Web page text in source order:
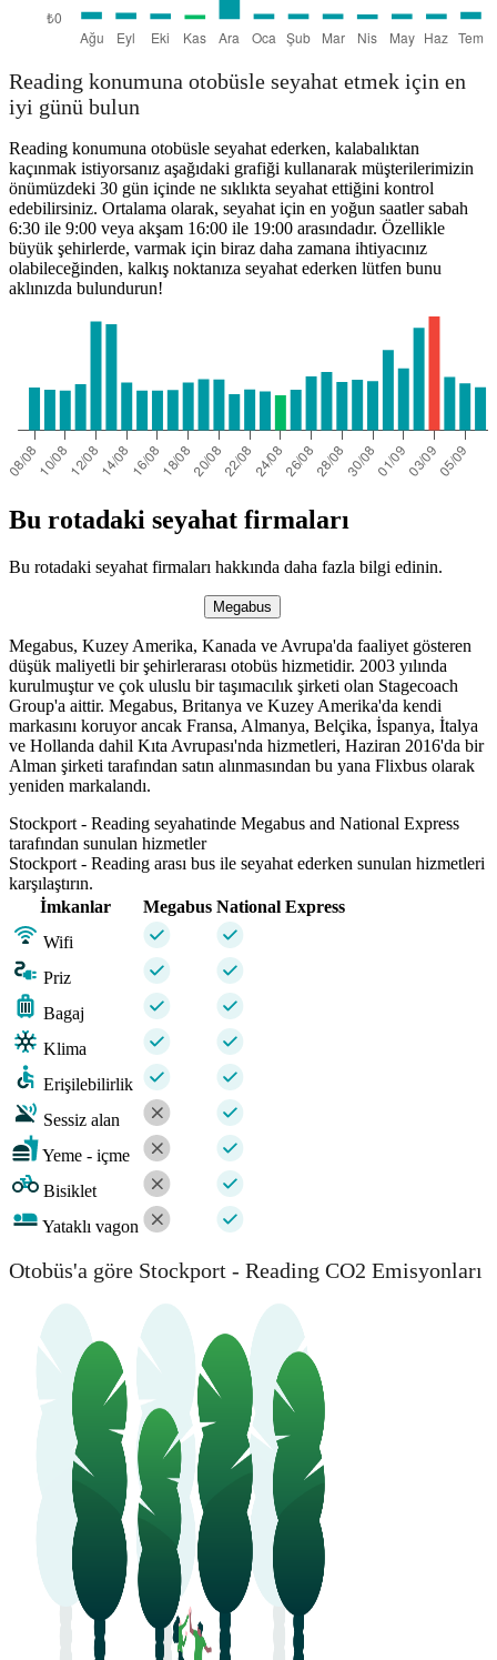
Reading konumuna otobüsle seyahat etmek için en
iyi günü bulun
Reading konumuna otobüsle seyahat ederken, kalabalıktan
kaçınmak istiyorsanız aşağıdaki grafiği kullanarak müşterilerimizin
önümüzdeki 30 gün içinde ne sıklıkta seyahat ettiğini kontrol
edebilirsiniz. Ortalama olarak, seyahat için en yoğun saatler sabah
6:30 ile 9:00 veya akşam 16:00 ile 19:00 arasındadır. Özellikle
büyük şehirlerde, varmak için biraz daha zamana ihtiyacınız
olabileceğinden, kalkış noktanıza seyahat ederken lütfen bunu
aklınızda bulundurun!
Bu rotadaki seyahat firmaları
Bu rotadaki seyahat firmaları hakkında daha fazla bilgi edinin.
Megabus
Megabus, Kuzey Amerika, Kanada ve Avrupa'da faaliyet gösteren
düşük maliyetli bir şehirlerarası otobüs hizmetidir. 2003 yılında
kurulmuştur ve çok uluslu bir taşımacılık şirketi olan Stagecoach
Group'a aittir. Megabus, Britanya ve Kuzey Amerika'da kendi
markasını koruyor ancak Fransa, Almanya, Belçika, İspanya, İtalya
ve Hollanda dahil Kıta Avrupası'nda hizmetleri, Haziran 2016'da bir
Alman şirketi tarafından satın alınmasından bu yana Flixbus olarak
yeniden markalandı.
Stockport - Reading seyahatinde Megabus and National Express
tarafından sunulan hizmetler
Stockport - Reading arası bus ile seyahat ederken sunulan hizmetleri
karşılaştırın.
İmkanlar
Megabus National Express
Wifi
Priz
Bagaj
Klima
Erişilebilirlik
Sessiz alan
Yeme - içme
Bisiklet
Yataklı vagon
Otobüs'a göre Stockport - Reading CO2 Emisyonları